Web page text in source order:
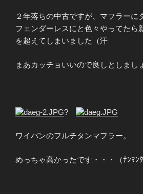
２年落ちの中古ですが、マフラーに
フェンダーレスにと色々やってたら
を超えてしまいました（汗
まあカッチョいいので良しとしまし
?
ワイバンのフルチタンマフラー。
めっちゃ高かったです・・・（ﾅﾝﾏﾝﾀ